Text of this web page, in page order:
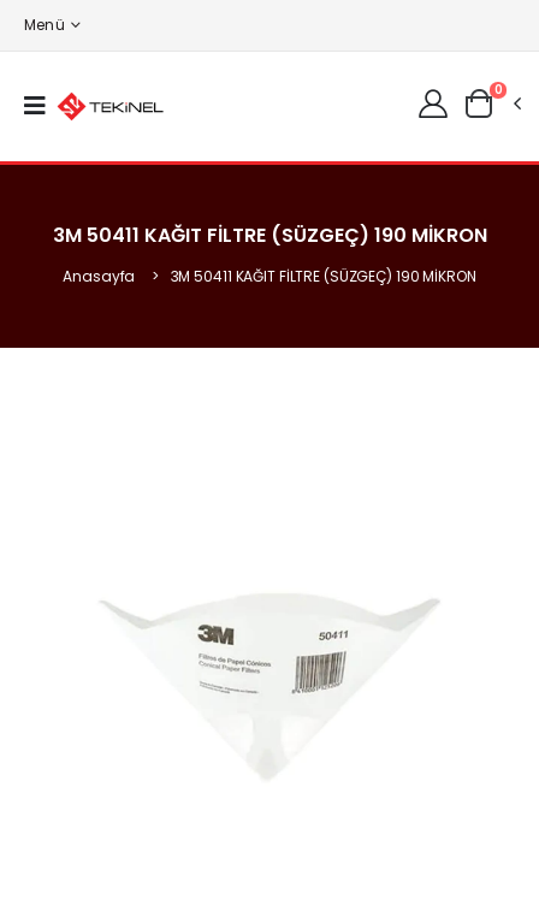
Menü
0
3M 50411 KAĞIT FİLTRE (SÜZGEÇ) 190 MİKRON
Anasayfa 3M 50411 KAĞIT FİLTRE (SÜZGEÇ) 190 MİKRON